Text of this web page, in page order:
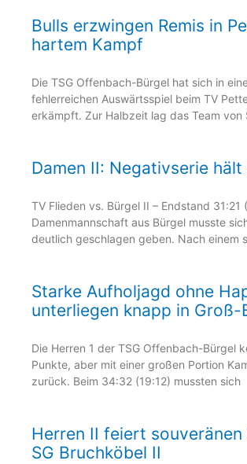
Bulls erzwingen Remis in
hartem Kampf
Die TSG Offenbach-Bürgel hat sich in
fehlerreichen Auswärtsspiel beim TV
erkämpft. Zur Halbzeit lag das Team von
Damen II: Negativserie hält
TV Flieden vs. Bürgel II – Endstand 31:21
Damenmannschaft aus Bürgel musste
deutlich geschlagen geben. Nach einem
Starke Aufholjagd ohne
unterliegen knapp in Groß-
Die Herren 1 der TSG Offenbach-Bürgel
Punkte, aber mit einer großen Portion
zurück. Beim 34:32 (19:12) mussten sich
Herren II feiert
SG Bruchköbel II